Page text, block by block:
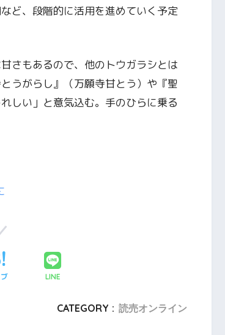
ど、段階的に活用を進めていく予定
さもあるので、他のトウガラシとは
うがらし』（万願寺甘とう）や『聖
しい」と意気込む。手のひらに乗る
LINE
CATEGORY : 読売オンライン